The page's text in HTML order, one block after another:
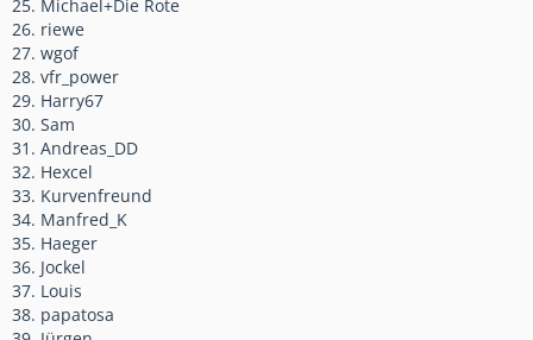
25. Michael+Die Rote
26. riewe
27. wgof
28. vfr_power
29. Harry67
30. Sam
31. Andreas_DD
32. Hexcel
33. Kurvenfreund
34. Manfred_K
35. Haeger
36. Jockel
37. Louis
38. papatosa